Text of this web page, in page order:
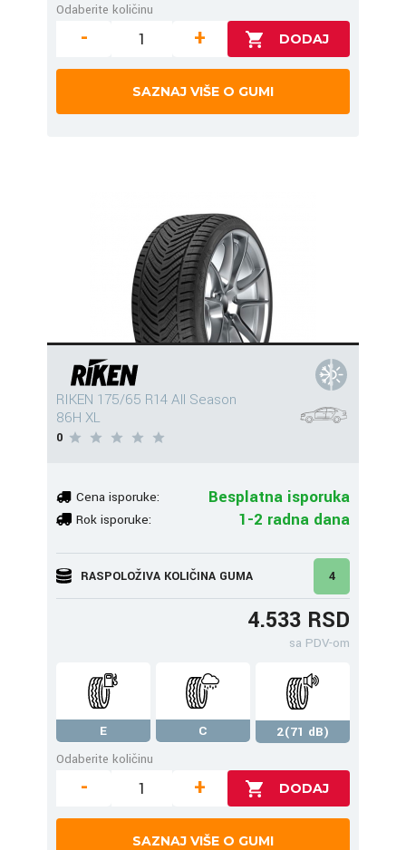
Odaberite količinu
- +
SAZNAJ VIŠE O GUMI
RIKEN 175/65 R14 All Season
86H XL
0
Cena isporuke: Besplatna isporuka
Rok isporuke: 1-2 radna dana
RASPOLOŽIVA KOLIČINA GUMA 4
4.533 RSD
sa PDV-om
E C
2(71 dB)
Odaberite količinu
- +
SAZNAJ VIŠE O GUMI